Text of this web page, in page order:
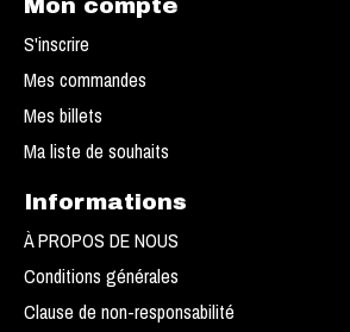
Mon compte
S'inscrire
Mes commandes
Mes billets
Ma liste de souhaits
Informations
À PROPOS DE NOUS
Conditions générales
Clause de non-responsabilité